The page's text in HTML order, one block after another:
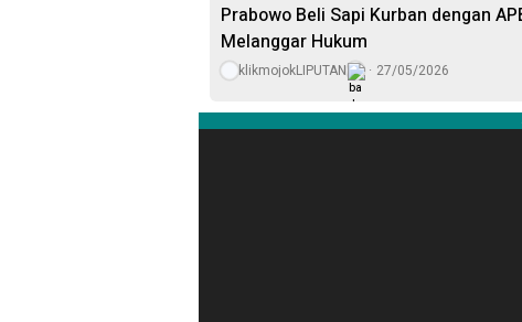
Prabowo Beli Sapi Kurban dengan
Melanggar Hukum
klikmojokLIPUTAN 27/05/2026